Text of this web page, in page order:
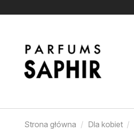
Strona główna Dla kobiet